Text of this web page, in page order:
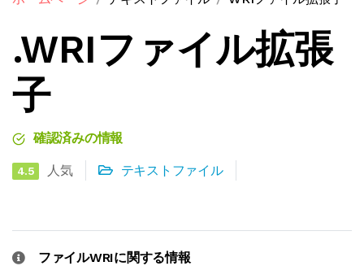
.WRIファイル拡張
子
確認済みの情報
4.5 人気 テキストファイル
ファイルWRIに関する情報